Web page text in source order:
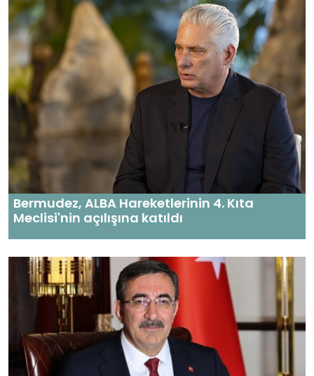
Bermudez, ALBA Hareketlerinin 4. Kıta
Meclisi'nin açılışına katıldı